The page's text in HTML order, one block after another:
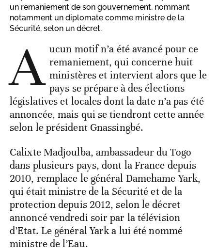
un remaniement de son gouvernement, nommant
notamment un diplomate comme ministre de la
Sécurité, selon un décret.
A ucun motif n’a été avancé pour ce
remaniement, qui concerne huit
ministères et intervient alors que le
pays se prépare à des élections
législatives et locales dont la date n’a pas été
annoncée, mais qui se tiendront cette année
selon le président Gnassingbé.
Calixte Madjoulba, ambassadeur du Togo
dans plusieurs pays, dont la France depuis
2010, remplace le général Damehame Yark,
qui était ministre de la Sécurité et de la
protection depuis 2012, selon le décret
annoncé vendredi soir par la télévision
d’Etat. Le général Yark a lui été nommé
ministre de l’Eau.